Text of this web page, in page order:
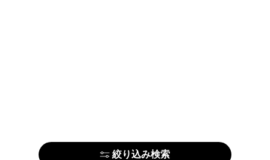
絞り込み検索